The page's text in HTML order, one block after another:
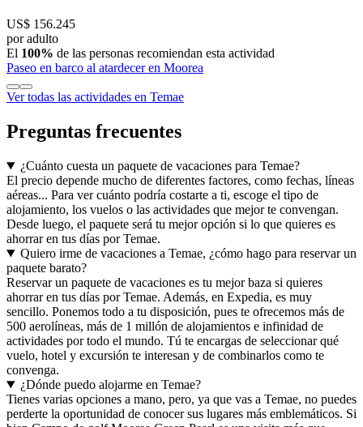
US$ 156.245
por adulto
El 100% de las personas recomiendan esta actividad
Paseo en barco al atardecer en Moorea
Ver todas las actividades en Temae
Preguntas frecuentes
¿Cuánto cuesta un paquete de vacaciones para Temae?
El precio depende mucho de diferentes factores, como fechas, líneas
aéreas... Para ver cuánto podría costarte a ti, escoge el tipo de
alojamiento, los vuelos o las actividades que mejor te convengan.
Desde luego, el paquete será tu mejor opción si lo que quieres es
ahorrar en tus días por Temae.
Quiero irme de vacaciones a Temae, ¿cómo hago para reservar un
paquete barato?
Reservar un paquete de vacaciones es tu mejor baza si quieres
ahorrar en tus días por Temae. Además, en Expedia, es muy
sencillo. Ponemos todo a tu disposición, pues te ofrecemos más de
500 aerolíneas, más de 1 millón de alojamientos e infinidad de
actividades por todo el mundo. Tú te encargas de seleccionar qué
vuelo, hotel y excursión te interesan y de combinarlos como te
convenga.
¿Dónde puedo alojarme en Temae?
Tienes varias opciones a mano, pero, ya que vas a Temae, no puedes
perderte la oportunidad de conocer sus lugares más emblemáticos. Si